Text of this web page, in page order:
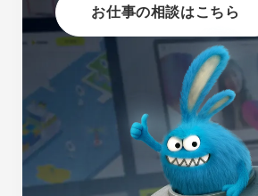
お仕事の相談はこちら